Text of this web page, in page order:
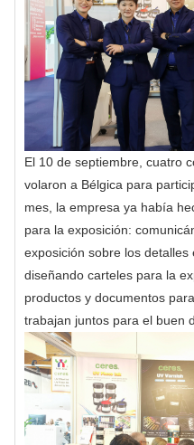
El 10 de septiembre, cuatro
volaron a Bélgica para
mes, la empresa ya había
para la exposición:
exposición sobre los detalles
diseñando carteles para la
productos y documentos
trabajan juntos para el buen